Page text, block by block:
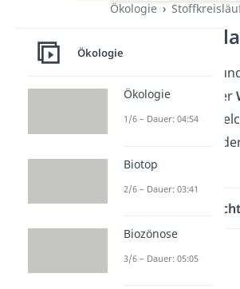
Ökologie
In diesem Beitrag
erfährst du, wie der
funktioniert und
Wasser immer
Inhaltsübersicht
Ökologie
Ökologie
1/6 – Dauer: 04:54
Biotop
2/6 – Dauer: 03:41
Biozönose
3/6 – Dauer: 05:05